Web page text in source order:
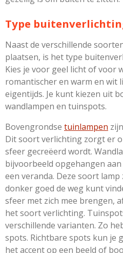
Type
Naast de verschillende
plaatsen, is het type
Kies je voor geel licht of voor
romantischer en warm en wit
eigentijds. Je kunt kiezen uit
wandlampen en tuinspots.
Bovengrondse tuinlampen
Dit soort verlichting zorgt er
sfeer gecreëerd wordt.
bijvoorbeeld opgehangen
een veranda. Deze soort
donker goed de weg kunt
sfeer met zich mee brengen,
het soort verlichting.
verschillende varianten. Zo
spots. Richtbare spots kun je
het accent op een beeld of